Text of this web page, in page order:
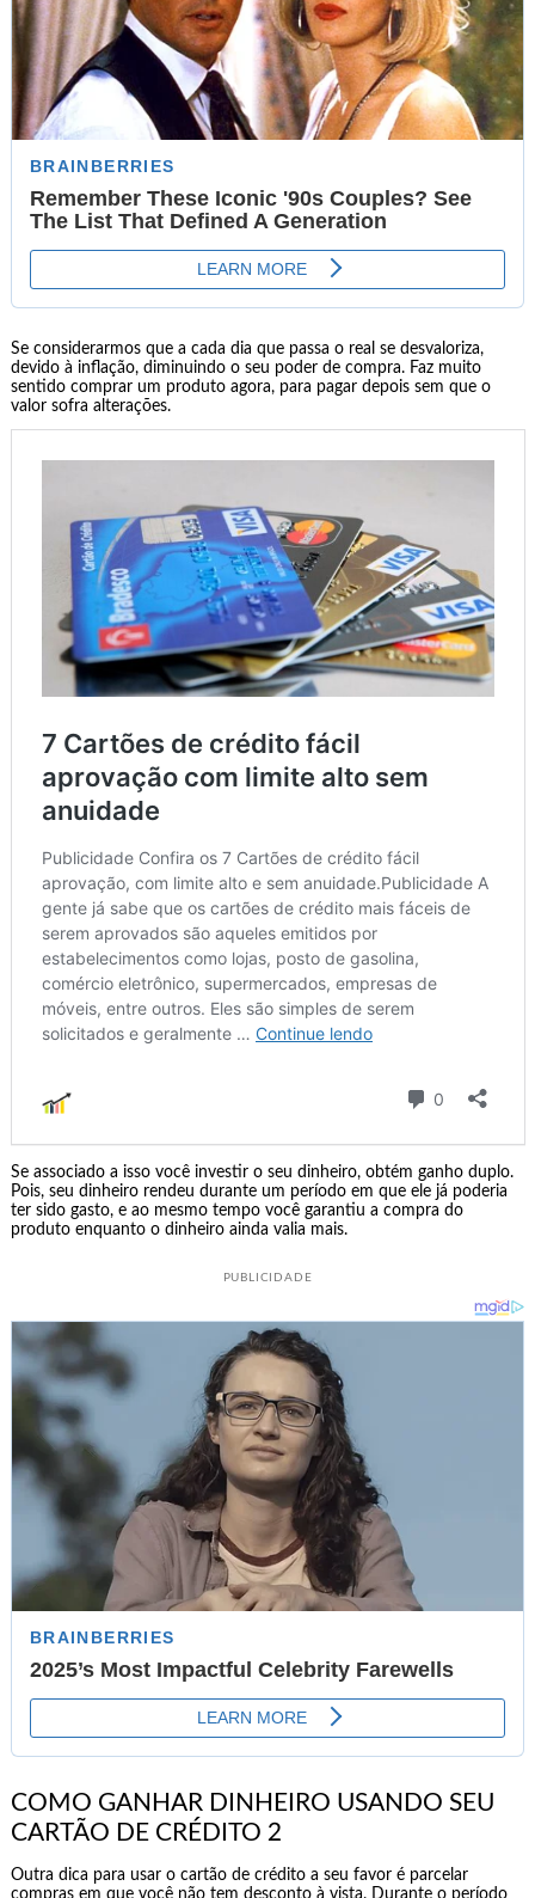
Se considerarmos que a cada dia que passa o real se desvaloriza,
devido à inflação, diminuindo o seu poder de compra. Faz muito
sentido comprar um produto agora, para pagar depois sem que o
valor sofra alterações.
Se associado a isso você investir o seu dinheiro, obtém ganho duplo.
Pois, seu dinheiro rendeu durante um período em que ele já poderia
ter sido gasto, e ao mesmo tempo você garantiu a compra do
produto enquanto o dinheiro ainda valia mais.
PUBLICIDADE
COMO GANHAR DINHEIRO USANDO SEU
CARTÃO DE CRÉDITO 2
Outra dica para usar o cartão de crédito a seu favor é parcelar